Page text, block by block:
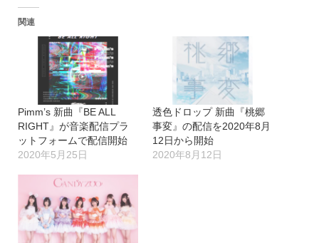
関連
Pimm’s 新曲『BE ALL
RIGHT』が音楽配信プラ
ットフォームで配信開始
2020年5月25日
透色ドロップ 新曲『桃郷
事変』の配信を2020年8月
12日から開始
2020年8月12日